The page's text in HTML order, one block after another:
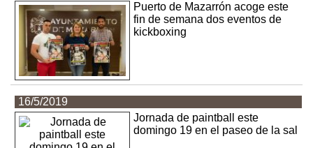
Puerto de Mazarrón acoge este
fin de semana dos eventos de
kickboxing
16/5/2019
Jornada de paintball este
domingo 19 en el paseo de la sal